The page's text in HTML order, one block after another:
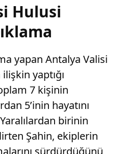
Hulusi
yapan Antalya Valisi
yaptığı
7 kişinin
5’inin hayatını
birinin
Şahin, ekiplerin
sürdürdüğünü